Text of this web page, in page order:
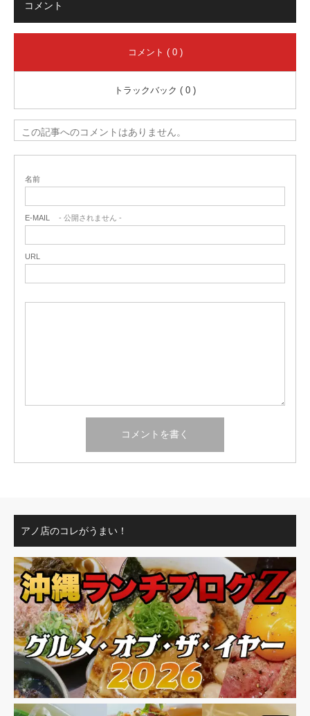
コメント
コメント ( 0 )
トラックバック ( 0 )
この記事へのコメントはありません。
名前
E-MAIL - 公開されません -
URL
アノ店のコレがうまい！